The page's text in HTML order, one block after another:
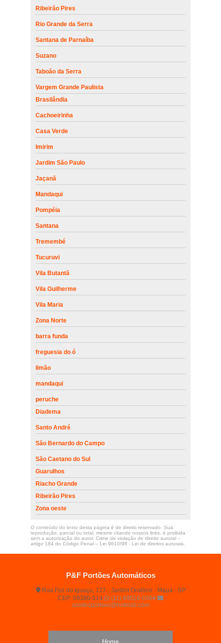
Ribeirão Pires
Rio Grande da Serra
Santana de Parnaíba
Suzano
Taboão da Serra
Vargem Grande Paulista
Brasilândia
Cachoeirinha
Casa Verde
Imirim
Jardim São Paulo
Jaçanã
Mandaqui
Pompéia
Santana
Tremembé
Tucuruvi
Vila Butantã
Vila Guilherme
Vila Maria
Zona Norte
barra funda
freguesia do ó
limão
mandaqui
peruche
Diadema
Santo André
São Bernardo do Campo
São Caetano do Sul
Guarulhos
Riacho Grande
Ribeirão Pires
Zona oeste
O conteúdo do texto desta página é de direito reservado. Sua
reprodução, parcial ou total, mesmo citando nossos links, é proibida
sem a autorização do autor. Crime de violação de direito autoral –
artigo 184 do Código Penal – Lei 9610/98 - Lei de direitos autorais.
P&F Portões Automáticos
Rua Foz do Iguaçu, 127 - Jardim Oratório - Mauá - SP
CEP: 09380-514
(11) 99516-0364
assitecportoes@hotmail.com